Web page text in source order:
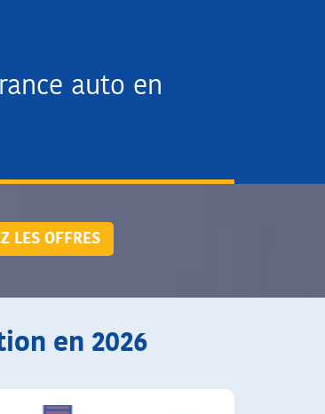
auto en
LES OFFRES
en 2026